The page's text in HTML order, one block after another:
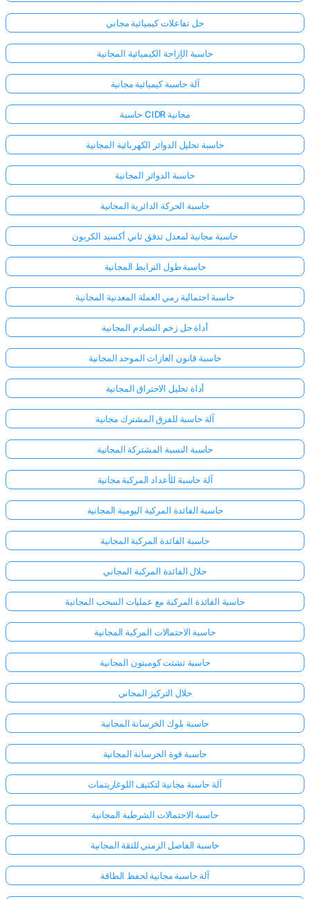
حل تفاعلات كيميائية مجاني
حاسبة الإزاحة الكيميائية المجانية
آلة حاسبة كيميائية مجانية
حاسبة CIDR مجانية
حاسبة تحليل الدوائر الكهربائية المجانية
حاسبة الدوائر المجانية
حاسبة الحركة الدائرية المجانية
حاسبة مجانية لمعدل تدفق ثاني أكسيد الكربون
حاسبة طول الترابط المجانية
حاسبة احتمالية رمي العملة المعدنية المجانية
أداة حل زخم التصادم المجانية
حاسبة قانون الغازات الموحد المجانية
أداة تحليل الاحتراق المجانية
آلة حاسبة للفرق المشترك مجانية
حاسبة النسبة المشتركة المجانية
آلة حاسبة للأعداد المركبة مجانية
حاسبة الفائدة المركبة اليومية المجانية
حاسبة الفائدة المركبة المجانية
حلال الفائدة المركبة المجاني
حاسبة الفائدة المركبة مع عمليات السحب المجانية
حاسبة الاحتمالات المركبة المجانية
حاسبة تشتت كومبتون المجانية
حلال التركيز المجاني
حاسبة بلوك الخرسانة المجانية
حاسبة قوة الخرسانة المجانية
آلة حاسبة مجانية لتكثيف اللوغاريتمات
حاسبة الاحتمالات الشرطية المجانية
حاسبة الفاصل الزمني للثقة المجانية
آلة حاسبة مجانية لحفظ الطاقة